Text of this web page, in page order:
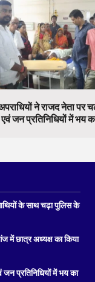
ने राजद नेता पर
एवं जन प्रतिनिधियों में भय
के साथ चढ़ा पुलिस के
में छात्र अध्यक्ष का किया
जन प्रतिनिधियों में भय का